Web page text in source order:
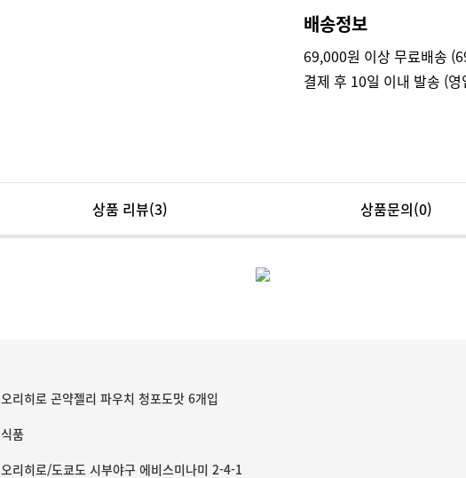
배송정보
69,000원 이상 무료배송
결제 후 10일 이내 발송 (영
상품 리뷰(3) 상품문의(0)
오리히로 곤약젤리 파우치 청포도맛 6개입
식품
오리히로/도쿄도 시부야구 에비스미나미 2-4-1